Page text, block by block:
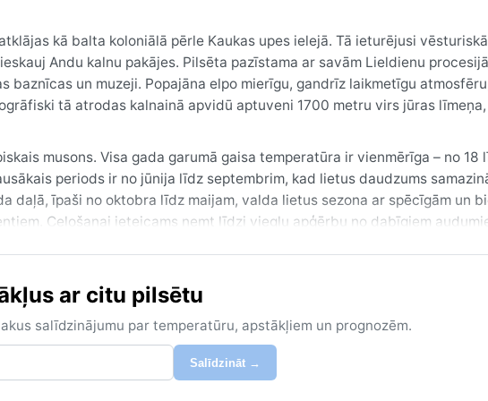
kā balta koloniālā pērle Kaukas upes ielejā. Tā ieturējusi
Andu kalnu pakājes. Pilsēta pazīstama ar savām Lieldienu
baznīcas un muzeji. Popajāna elpo mierīgu, gandrīz laikmetīgu
tā atrodas kalnainā apvidū aptuveni 1700 metru virs jūras
musons. Visa gada garumā gaisa temperatūra ir vienmērīga – no 18
periods ir no jūnija līdz septembrim, kad lietus daudzums
daļā, īpaši no oktobra līdz maijam, valda lietus sezona ar spēcīgām un
Ceļošanai ieteicams ņemt līdzi vieglu apģērbu no dabīgiem
tāpēc daudzi izvēlas šo laiku, lai baudītu kultūru par spīti lietum.
dubļu nogruvumus kalnos, tāpēc ceļotājiem jāseko līdzi prognozēm.
ikdienišķs.
ar citu pilsētu
salīdzinājumu par temperatūru, apstākļiem un prognozēm.
Salīdzināt →